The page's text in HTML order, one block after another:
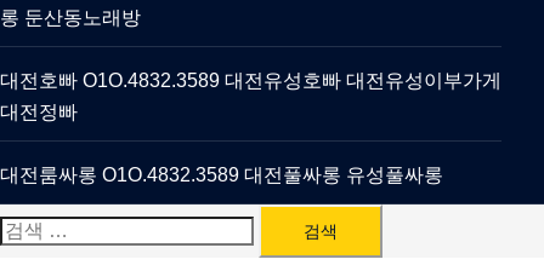
롱 둔산동노래방
대전호빠 O1O.4832.3589 대전유성호빠 대전유성이부가게
대전정빠
대전룸싸롱 O1O.4832.3589 대전풀싸롱 유성풀싸롱
검